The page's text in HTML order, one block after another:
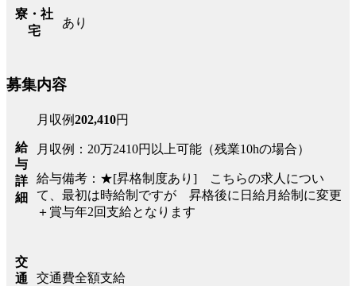
寮・社
宅
あり
募集内容
給
与
詳
細
月収例202,410円
月収例：20万2410円以上可能（残業10hの場合）
給与備考：★[昇格制度あり] こちらの求人につい
て、最初は時給制ですが 昇格後に日給月給制に変更
＋賞与年2回支給となります
交
通
交通費全額支給